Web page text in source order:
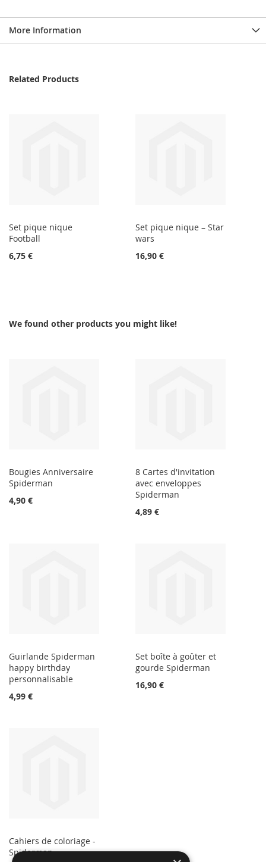
More Information
Related Products
Set pique nique
Football
6,75 €
Set pique nique – Star
wars
16,90 €
We found other products you might like!
Bougies Anniversaire
Spiderman
4,90 €
8 Cartes d'invitation
avec enveloppes
Spiderman
4,89 €
Guirlande Spiderman
happy birthday
personnalisable
4,99 €
Set boîte à goûter et
gourde Spiderman
16,90 €
Cahiers de coloriage -
Spiderman